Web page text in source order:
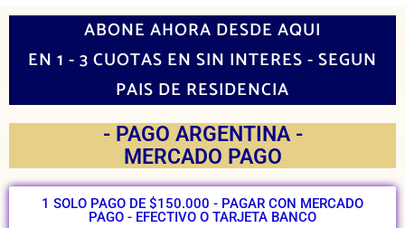
ABONE AHORA DESDE AQUI
EN 1 - 3 CUOTAS EN SIN INTERES - SEGUN
PAIS DE RESIDENCIA
- PAGO ARGENTINA -
MERCADO PAGO
1 SOLO PAGO DE $150.000 - PAGAR CON MERCADO
PAGO - EFECTIVO O TARJETA BANCO